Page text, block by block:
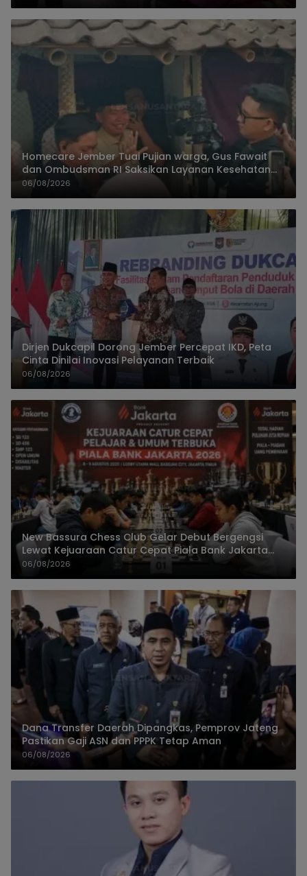
Homecare Jember Tuai Pujian warga, Gus Fawait
dan Ombudsman RI Saksikan Layanan Kesehatan
Rumah Pasien
06/08/2026
Dirjen Dukcapil Dorong Jember Percepat IKD, Peta
Cinta Dinilai Inovasi Pelayanan Terbaik
06/08/2026
New Bassura Chess Club Gelar Debut Bergengsi
Lewat Kejuaraan Catur Cepat Piala Bank Jakarta
2026
06/08/2026
Dana Transfer Daerah Dipangkas, Pemprov Jateng
Pastikan Gaji ASN dan PPPK Tetap Aman
06/08/2026